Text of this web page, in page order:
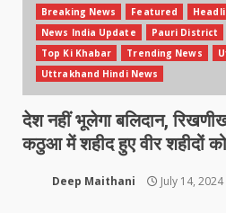
Breaking News Featured
News India Update
Pauri District
Top Ki Khabar
Trending News
Uttrakhand Hindi News
देश नहीं भूलेगा बलिदान,
कठुआ में शहीद हुए वीर शहीदों
Deep Maithani July 14, 2024